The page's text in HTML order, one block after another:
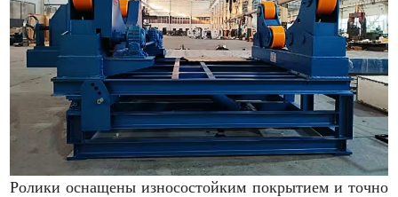
Ролики оснащены износостойким покрытием и точно